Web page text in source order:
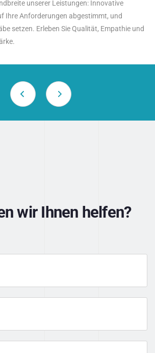
unserer Leistungen: Innovative
Ihre Anforderungen abgestimmt, und
setzen. Erleben Sie Qualität, Empathie und
wir Ihnen helfen?